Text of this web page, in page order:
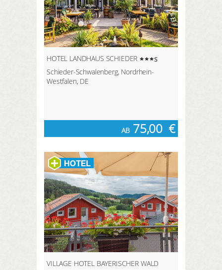
HOTEL LANDHAUS SCHIEDER
s
Schieder-Schwalenberg, Nordrhein-
Westfalen, DE
AB 75,00 €
VILLAGE HOTEL BAYERISCHER WALD